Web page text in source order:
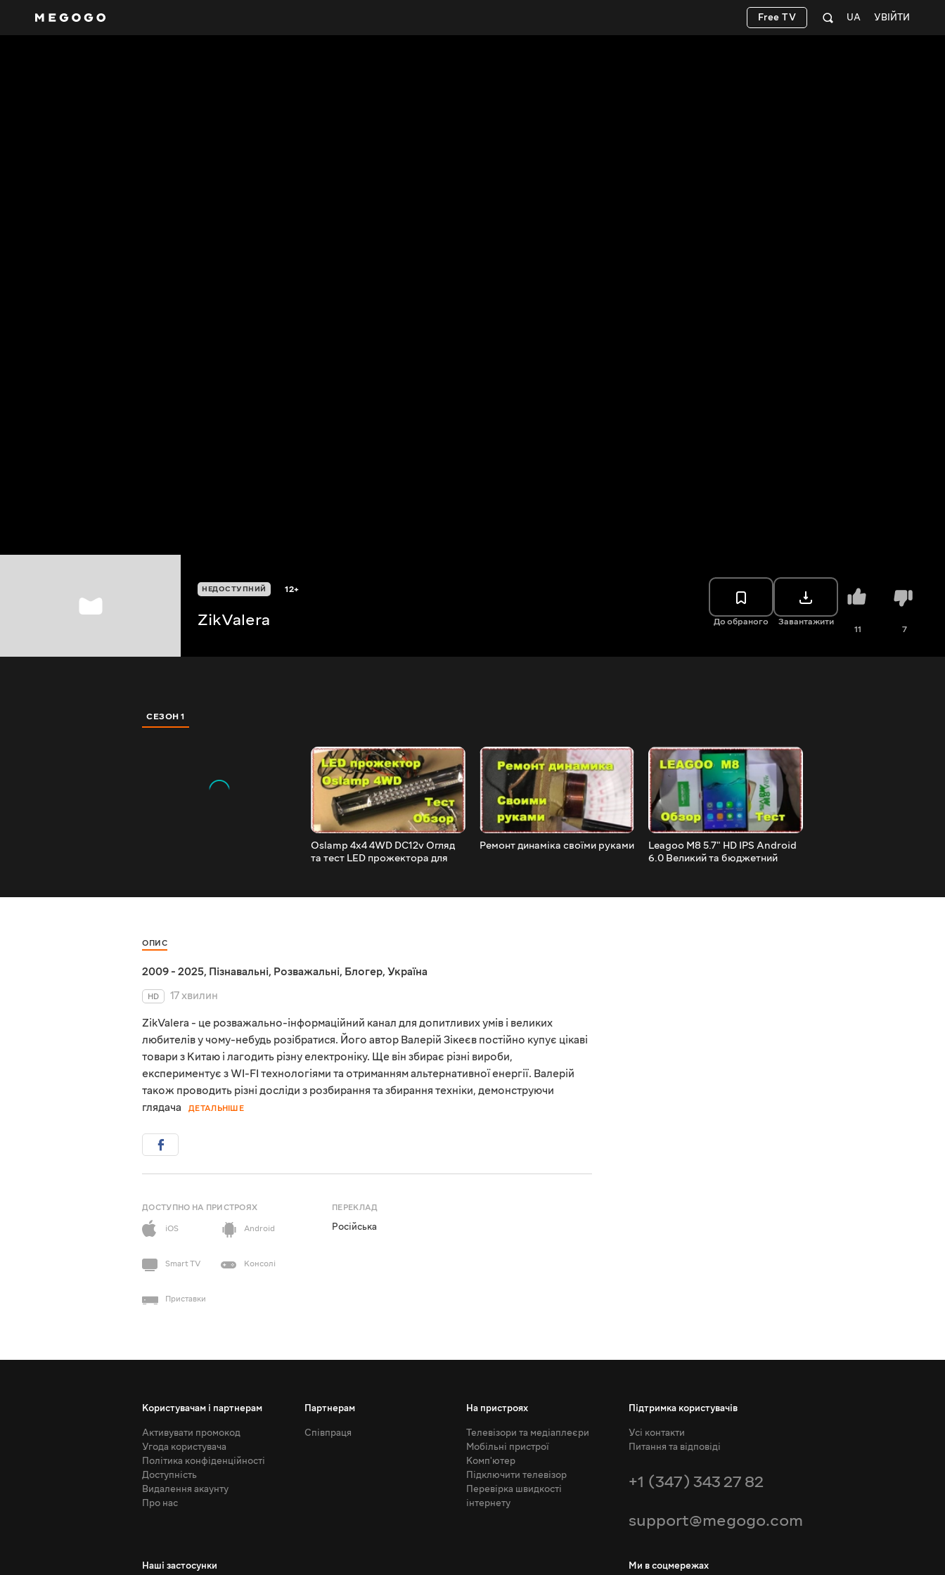
УВІЙТИ
UA
Free TV
НЕДОСТУПНИЙ 12+
ZikValera До обраного Завантажити
11 7
СЕЗОН 1
Oslamp 4x4 4WD DC12v Огляд
та тест LED прожектора для
Ремонт динаміка своїми руками
Leagoo M8 5.7" HD IPS Android
6.0 Великий та бюджетний
ОПИС
2009 - 2025, Пізнавальні, Розважальні, Блогер, Україна
HD
17 хвилин
ZikValera - це розважально-інформаційний канал для допитливих умів і великих
любителів у чому-небудь розібратися. Його автор Валерій Зікеєв постійно купує цікаві
товари з Китаю і лагодить різну електроніку. Ще він збирає різні вироби,
експериментує з WI-FI технологіями та отриманням альтернативної енергії. Валерій
також проводить різні досліди з розбирання та збирання техніки, демонструючи
глядача
ДЕТАЛЬНІШЕ
ДОСТУПНО НА ПРИСТРОЯХ
iOS
Android
Smart TV Консолі
Приставки
ПЕРЕКЛАД
Російська
Користувачам і партнерам
Активувати промокод
Угода користувача
Політика конфіденційності
Доступність
Видалення акаунту
Про нас
Партнерам
Співпраця
На пристроях
Телевізори та медіаплеєри
Мобільні пристрої
Комп'ютер
Підключити телевізор
Перевірка швидкості
інтернету
Підтримка користувачів
Усі контакти
Питання та відповіді
+1 (347) 343 27 82
support@megogo.com
Наші застосунки Ми в соцмережах